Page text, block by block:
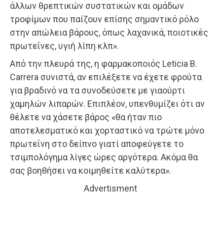
άλλων θρεπτικών συστατικών και ομάδων
τροφίμων που παίζουν επίσης σημαντικό ρόλο
στην απώλεια βάρους, όπως λαχανικά, ποιοτικές
πρωτεΐνες, υγιή λίπη κλπ».
Από την πλευρά της, η φαρμακοποιός Leticia B.
Carrera συνιστά, αν επιλέξετε να έχετε φρούτα
για βραδινό να τα συνοδεύσετε με γιαούρτι
χαμηλών λιπαρών. Επιπλέον, υπενθυμίζει ότι αν
θέλετε να χάσετε βάρος «θα ήταν πιο
αποτελεσματικό και χορταστικό να τρώτε μόνο
πρωτεΐνη στο δείπνο γιατί αποφεύγετε το
τσιμπολόγημα λίγες ώρες αργότερα. Ακόμα θα
σας βοηθήσει να κοιμηθείτε καλύτερα».
Advertisment